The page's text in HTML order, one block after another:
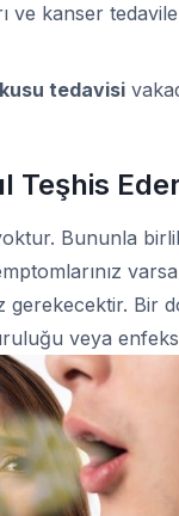
ve kanser
tedavisi
Teşhis
Bununla
gerekecektir. Bir
veya